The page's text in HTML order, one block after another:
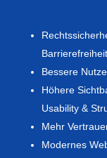
Bessere
Höhere
Usability &
Mehr
Modernes